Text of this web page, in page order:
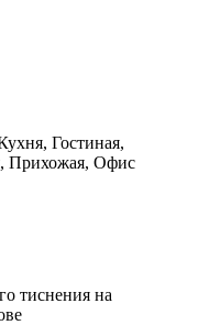
Гостиная,
Прихожая, Офис
тиснения на